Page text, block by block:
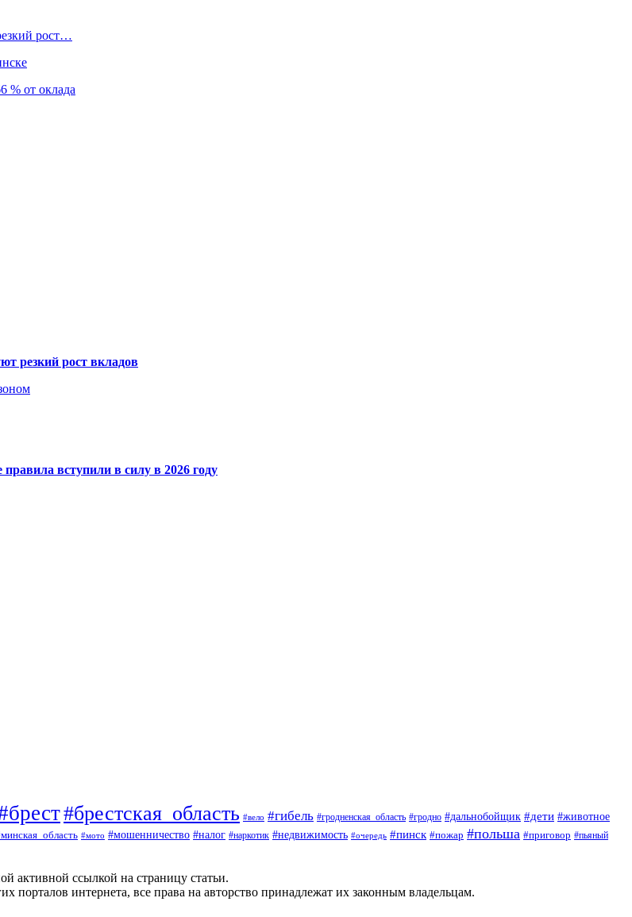
рост…
% от оклада
резкий рост вкладов
вступили в силу в 2026 году
#брестская_область #вело #гибель #гродненская_область #гродно #дальнобойщик #дети #животное
#мото #мошенничество #налог #наркотик #недвижимость #очередь #пинск #пожар #польша #приговор #пьяный
активной ссылкой на страницу статьи.
порталов интернета, все права на авторство принадлежат их законным владельцам.